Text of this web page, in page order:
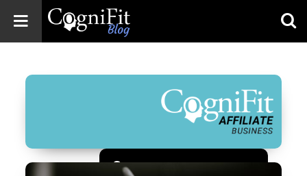
Blog: Brain
Wellness
Зарегистрироваться